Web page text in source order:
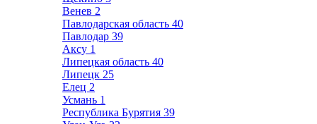
Венев 2
Павлодарская область 40
Павлодар 39
Аксу 1
Липецкая область 40
Липецк 25
Елец 2
Усмань 1
Республика Бурятия 39